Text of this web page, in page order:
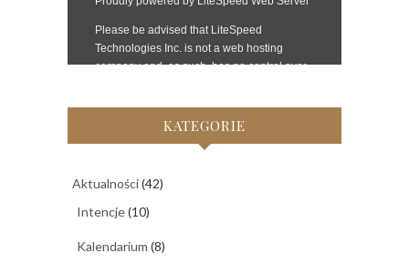
KATEGORIE
Aktualności(42)
Intencje(10)
Kalendarium (8)